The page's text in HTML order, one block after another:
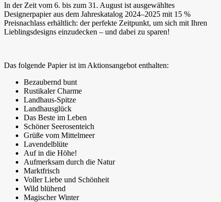
In der Zeit vom 6. bis zum 31. August ist ausgewähltes
Designerpapier aus dem Jahreskatalog 2024–2025 mit 15 %
Preisnachlass erhältlich: der perfekte Zeitpunkt, um sich mit Ihren
Lieblingsdesigns einzudecken – und dabei zu sparen!
Das folgende Papier ist im Aktionsangebot enthalten:
Bezaubernd bunt
Rustikaler Charme
Landhaus-Spitze
Landhausglück
Das Beste im Leben
Schöner Seerosenteich
Grüße vom Mittelmeer
Lavendelblüte
Auf in die Höhe!
Aufmerksam durch die Natur
Marktfrisch
Voller Liebe und Schönheit
Wild blühend
Magischer Winter